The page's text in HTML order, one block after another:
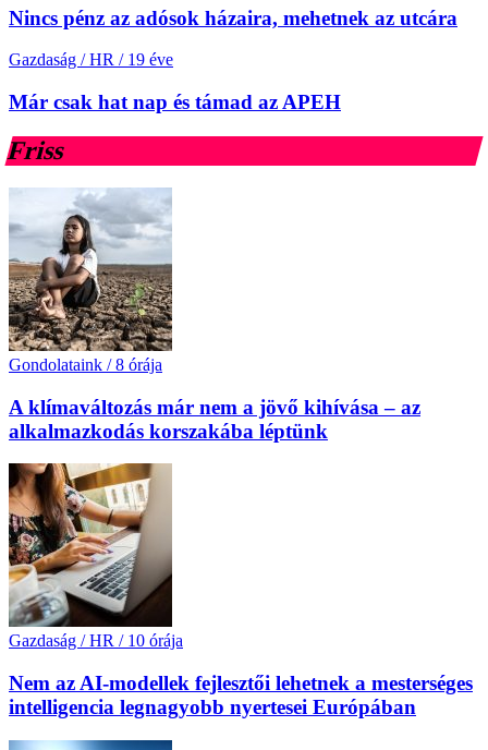
Nincs pénz az adósok házaira, mehetnek az utcára
Gazdaság / HR / 19 éve
Már csak hat nap és támad az APEH
Friss
Gondolataink / 8 órája
A klímaváltozás már nem a jövő kihívása – az
alkalmazkodás korszakába léptünk
Gazdaság / HR / 10 órája
Nem az AI-modellek fejlesztői lehetnek a mesterséges
intelligencia legnagyobb nyertesei Európában